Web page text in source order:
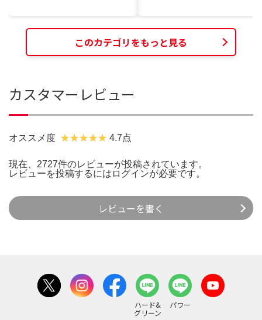
このカテゴリをもっと見る
カスタマーレビュー
オススメ度 4.7点
現在、2727件のレビューが投稿されています。
レビューを投稿するには ログインが必要です。
レビューを書く
ハード&
グリーン
パワー